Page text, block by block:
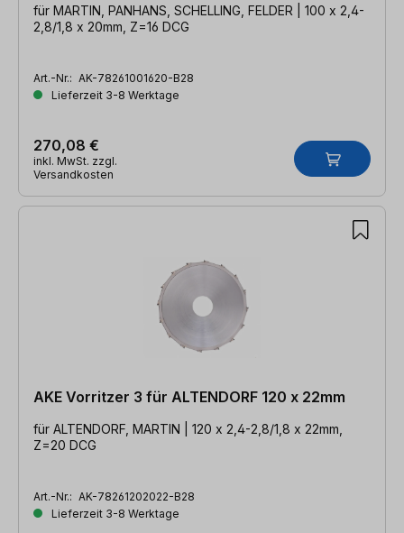
für MARTIN, PANHANS, SCHELLING, FELDER | 100 x 2,4-
2,8/1,8 x 20mm, Z=16 DCG
Art.-Nr.: AK-78261001620-B28
Lieferzeit 3-8 Werktage
270,08 €
inkl. MwSt. zzgl.
Versandkosten
AKE Vorritzer 3 für ALTENDORF 120 x 22mm
für ALTENDORF, MARTIN | 120 x 2,4-2,8/1,8 x 22mm,
Z=20 DCG
Art.-Nr.: AK-78261202022-B28
Lieferzeit 3-8 Werktage